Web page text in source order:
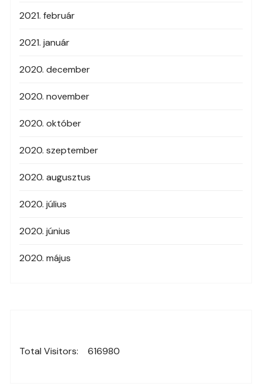
2021. február
2021. január
2020. december
2020. november
2020. október
2020. szeptember
2020. augusztus
2020. július
2020. június
2020. május
Total Visitors: 616980